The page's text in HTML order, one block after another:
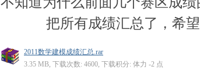
把所有成绩汇总了，希望
2011数学建模成绩汇总.rar
3.35 MB, 下载次数: 4600, 下载积分: 体力 -2 点